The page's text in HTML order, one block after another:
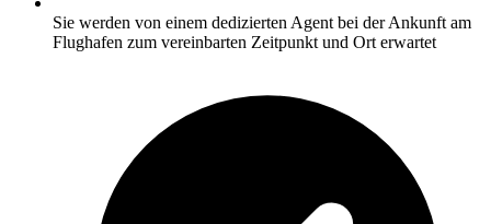
Sie werden von einem dedizierten Agent bei der Ankunft am
Flughafen zum vereinbarten Zeitpunkt und Ort erwartet